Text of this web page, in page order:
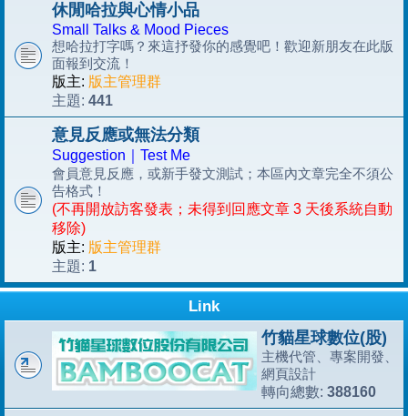
休閒哈拉與心情小品
Small Talks & Mood Pieces
想哈拉打字嗎？來這抒發你的感覺吧！歡迎新朋友在此版
面報到交流！
版主: 版主管理群
主題: 441
意見反應或無法分類
Suggestion｜Test Me
會員意見反應，或新手發文測試；本區內文章完全不須公
告格式！
(不再開放訪客發表；未得到回應文章 3 天後系統自動
移除)
版主: 版主管理群
主題: 1
Link
竹貓星球數位(股)
主機代管、專案開發、
網頁設計
轉向總數: 388160